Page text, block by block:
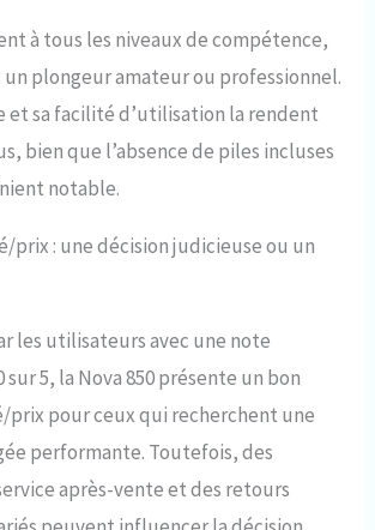
à tous les niveaux de compétence,
un plongeur amateur ou professionnel.
et sa facilité d’utilisation la rendent
bien que l’absence de piles incluses
notable.
prix : une décision judicieuse ou un
les utilisateurs avec une note
sur 5, la Nova 850 présente un bon
pour ceux qui recherchent une
performante. Toutefois, des
après-vente et des retours